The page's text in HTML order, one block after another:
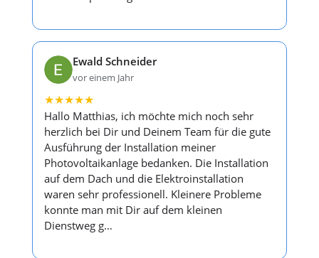
Ewald Schneider
vor einem Jahr
★★★★★
Hallo Matthias, ich möchte mich noch sehr
herzlich bei Dir und Deinem Team für die gute
Ausführung der Installation meiner
Photovoltaikanlage bedanken. Die Installation
auf dem Dach und die Elektroinstallation
waren sehr professionell. Kleinere Probleme
konnte man mit Dir auf dem kleinen
Dienstweg g…